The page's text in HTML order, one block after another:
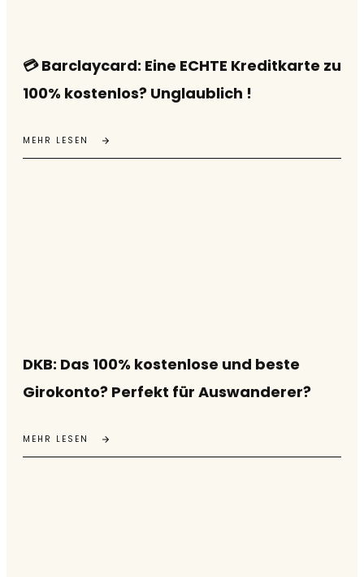
💳 Barclaycard: Eine ECHTE Kreditkarte zu
100% kostenlos? Unglaublich !
MEHR LESEN
DKB: Das 100% kostenlose und beste
Girokonto? Perfekt für Auswanderer?
MEHR LESEN